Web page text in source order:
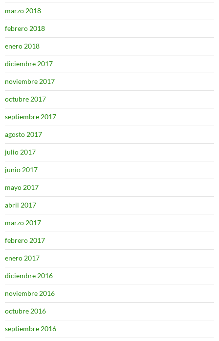
marzo 2018
febrero 2018
enero 2018
diciembre 2017
noviembre 2017
octubre 2017
septiembre 2017
agosto 2017
julio 2017
junio 2017
mayo 2017
abril 2017
marzo 2017
febrero 2017
enero 2017
diciembre 2016
noviembre 2016
octubre 2016
septiembre 2016